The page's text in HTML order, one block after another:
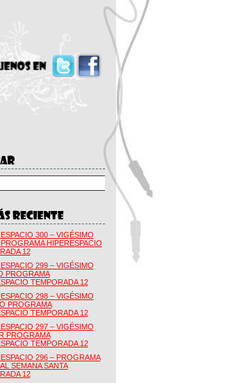
300 – VIGÉSIMO
HIPERESPACIO
12
299 – VIGÉSIMO
PROGRAMA
TEMPORADA 12
298 – VIGÉSIMO
PROGRAMA
TEMPORADA 12
297 – VIGÉSIMO
PROGRAMA
TEMPORADA 12
296 – PROGRAMA
SEMANA SANTA
12